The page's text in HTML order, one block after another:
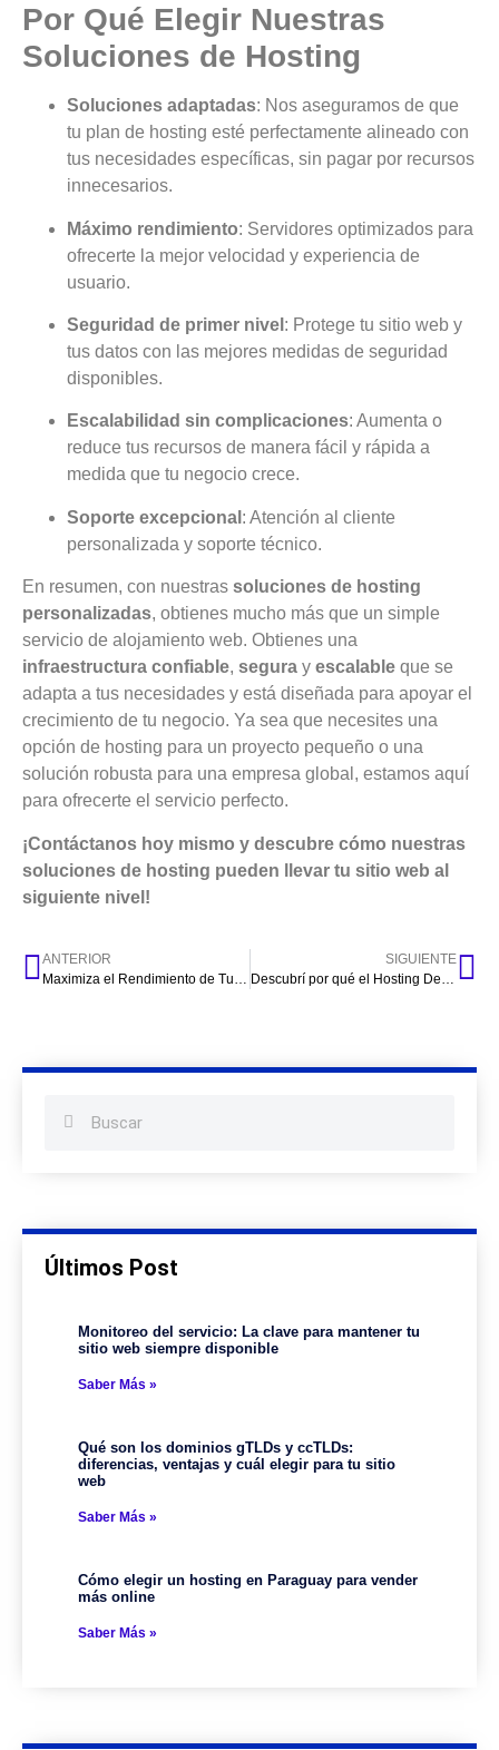
Por Qué Elegir Nuestras
Soluciones de Hosting
Soluciones adaptadas: Nos aseguramos de que
tu plan de hosting esté perfectamente alineado con
tus necesidades específicas, sin pagar por recursos
innecesarios.
Máximo rendimiento: Servidores optimizados para
ofrecerte la mejor velocidad y experiencia de
usuario.
Seguridad de primer nivel : Protege tu sitio web y
tus datos con las mejores medidas de seguridad
disponibles.
Escalabilidad sin complicaciones: Aumenta o
reduce tus recursos de manera fácil y rápida a
medida que tu negocio crece.
Soporte excepcional : Atención al cliente
personalizada y soporte técnico.
En resumen, con nuestras soluciones de hosting
personalizadas, obtienes mucho más que un simple
servicio de alojamiento web. Obtienes una
infraestructura confiable, segura y escalable que se
adapta a tus necesidades y está diseñada para apoyar el
crecimiento de tu negocio. Ya sea que necesites una
opción de hosting para un proyecto pequeño o una
solución robusta para una empresa global, estamos aquí
para ofrecerte el servicio perfecto.
¡Contáctanos hoy mismo y descubre cómo nuestras
soluciones de hosting pueden llevar tu sitio web al
siguiente nivel!
ANTERIOR
Maximiza el Rendimiento de Tu Sitio Web con Nuestros Servicios de Hosting de Alta Velocidad
SIGUIENTE
Descubrí por qué el Hosting Dedicado es clave para el éxito de tu tienda E-Commerce
Últimos Post
Monitoreo del servicio: La clave para mantener tu
sitio web siempre disponible
Saber Más »
Qué son los dominios gTLDs y ccTLDs:
diferencias, ventajas y cuál elegir para tu sitio
web
Saber Más »
Cómo elegir un hosting en Paraguay para vender
más online
Saber Más »